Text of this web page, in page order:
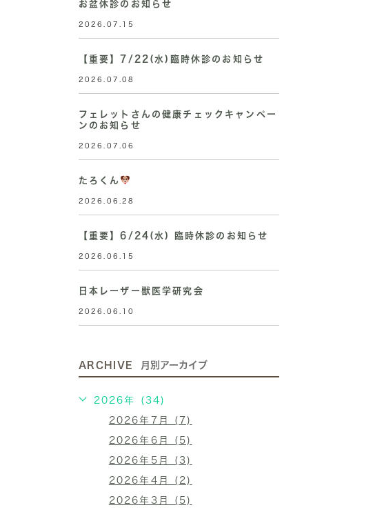
お盆休診のお知らせ
2026.07.15
【重要】7/22(水)臨時休診のお知らせ
2026.07.08
フェレットさんの健康チェックキャンペー
ンのお知らせ
2026.07.06
たろくん
2026.06.28
【重要】6/24(水) 臨時休診のお知らせ
2026.06.15
日本レーザー獣医学研究会
2026.06.10
ARCHIVE 月別アーカイブ
2026年 (34)
2026年7月 (7)
2026年6月 (5)
2026年5月 (3)
2026年4月 (2)
2026年3月 (5)